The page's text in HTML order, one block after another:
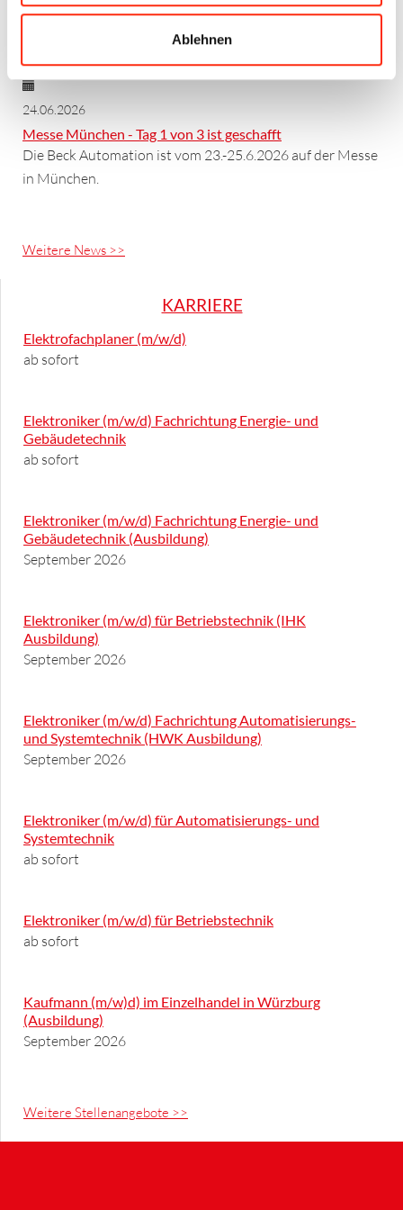
Ablehnen
Vorstand im Ehrenamt.
24.06.2026
Messe München - Tag 1 von 3 ist geschafft
Die Beck Automation ist vom 23.-25.6.2026 auf der Messe
in München.
Weitere News >>
KARRIERE
Elektrofachplaner (m/w/d)
ab sofort
Elektroniker (m/w/d) Fachrichtung Energie- und
Gebäudetechnik
ab sofort
Elektroniker (m/w/d) Fachrichtung Energie- und
Gebäudetechnik (Ausbildung)
September 2026
Elektroniker (m/w/d) für Betriebstechnik (IHK
Ausbildung)
September 2026
Elektroniker (m/w/d) Fachrichtung Automatisierungs-
und Systemtechnik (HWK Ausbildung)
September 2026
Elektroniker (m/w/d) für Automatisierungs- und
Systemtechnik
ab sofort
Elektroniker (m/w/d) für Betriebstechnik
ab sofort
Kaufmann (m/w)d) im Einzelhandel in Würzburg
(Ausbildung)
September 2026
Weitere Stellenangebote >>